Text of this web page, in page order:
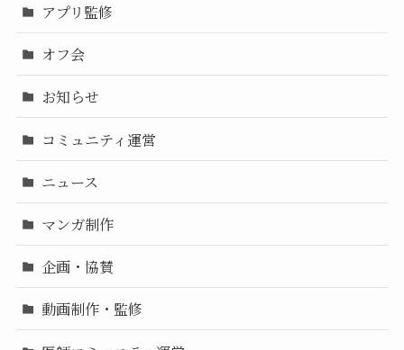
アプリ監修
オフ会
お知らせ
コミュニティ運営
ニュース
マンガ制作
企画・協賛
動画制作・監修